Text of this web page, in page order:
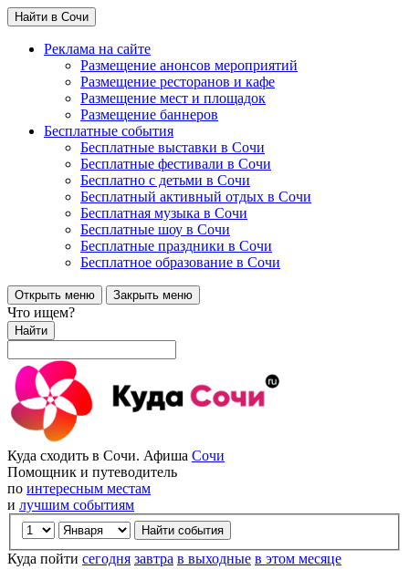
Найти в Сочи
Реклама на сайте
Размещение анонсов мероприятий
Размещение ресторанов и кафе
Размещение мест и площадок
Размещение баннеров
Бесплатные события
Бесплатные выставки в Сочи
Бесплатные фестивали в Сочи
Бесплатно с детьми в Сочи
Бесплатный активный отдых в Сочи
Бесплатная музыка в Сочи
Бесплатные шоу в Сочи
Бесплатные праздники в Сочи
Бесплатное образование в Сочи
Открыть меню Закрыть меню
Что ищем?
Найти
Куда сходить в Сочи. Афиша Сочи
Помощник и путеводитель
по интересным местам
и лучшим событиям
Куда пойти сегодня завтра в выходные в этом месяце